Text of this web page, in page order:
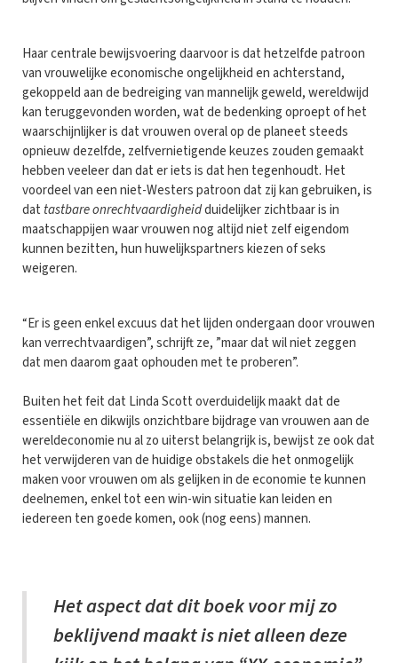
Haar centrale bewijsvoering daarvoor is dat hetzelfde patroon
van vrouwelijke economische ongelijkheid en achterstand,
gekoppeld aan de bedreiging van mannelijk geweld, wereldwijd
kan teruggevonden worden, wat de bedenking oproept of het
waarschijnlijker is dat vrouwen overal op de planeet steeds
opnieuw dezelfde, zelfvernietigende keuzes zouden gemaakt
hebben veeleer dan dat er iets is dat hen tegenhoudt. Het
voordeel van een niet-Westers patroon dat zij kan gebruiken, is
dat tastbare onrechtvaardigheidduidelijker zichtbaar is in
maatschappijen waar vrouwen nog altijd niet zelf eigendom
kunnen bezitten, hun huwelijkspartners kiezen of seks
weigeren.
“Er is geen enkel excuus dat het lijden ondergaan door vrouwen
kan verrechtvaardigen”, schrijft ze, ”maar dat wil niet zeggen
dat men daarom gaat ophouden met te proberen”.
Buiten het feit dat Linda Scott overduidelijk maakt dat de
essentiële en dikwijls onzichtbare bijdrage van vrouwen aan de
wereldeconomie nu al zo uiterst belangrijk is, bewijst ze ook dat
het verwijderen van de huidige obstakels die het onmogelijk
maken voor vrouwen om als gelijken in de economie te kunnen
deelnemen, enkel tot een win-win situatie kan leiden en
iedereen ten goede komen, ook (nog eens) mannen.
Het aspect dat dit boek voor mij zo
beklijvend maakt is niet alleen deze